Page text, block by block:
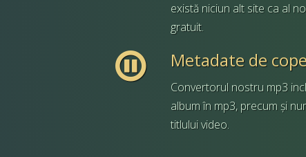
există niciun alt site ca al
gratuit.
Metadate de
Convertorul nostru mp3
album în mp3, precum și
titlului video.